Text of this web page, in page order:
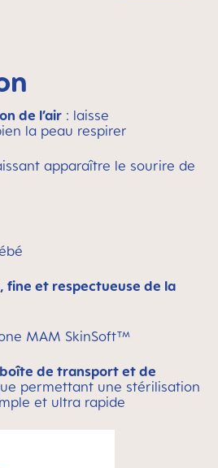
de l’air : laisse
la peau respirer
apparaître le sourire de
fine et respectueuse de la
MAM SkinSoft™
boîte de transport et de
permettant une stérilisation
et ultra rapide